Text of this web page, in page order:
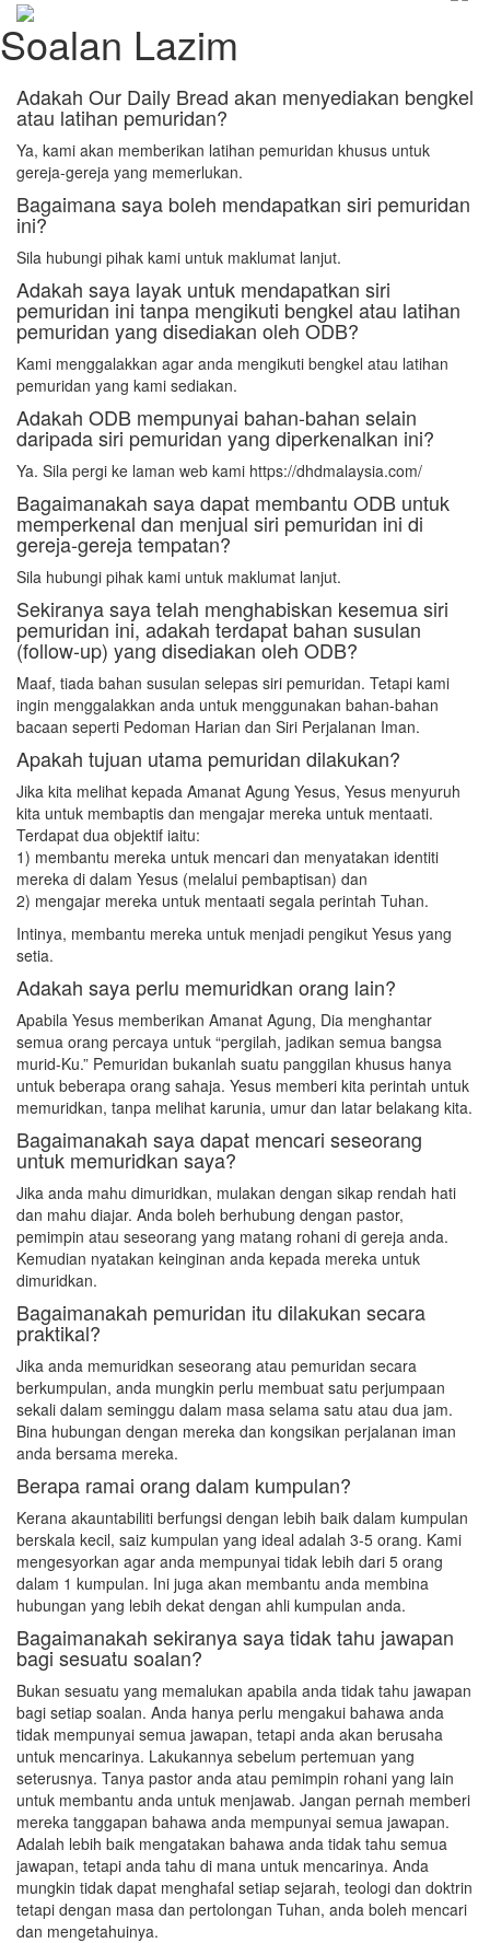
Soalan Lazim
Adakah Our Daily Bread akan menyediakan bengkel
atau latihan pemuridan?
Ya, kami akan memberikan latihan pemuridan khusus untuk
gereja-gereja yang memerlukan.
Bagaimana saya boleh mendapatkan siri pemuridan
ini?
Sila hubungi pihak kami untuk maklumat lanjut.
Adakah saya layak untuk mendapatkan siri
pemuridan ini tanpa mengikuti bengkel atau latihan
pemuridan yang disediakan oleh ODB?
Kami menggalakkan agar anda mengikuti bengkel atau latihan
pemuridan yang kami sediakan.
Adakah ODB mempunyai bahan-bahan selain
daripada siri pemuridan yang diperkenalkan ini?
Ya. Sila pergi ke laman web kami https://dhdmalaysia.com/
Bagaimanakah saya dapat membantu ODB untuk
memperkenal dan menjual siri pemuridan ini di
gereja-gereja tempatan?
Sila hubungi pihak kami untuk maklumat lanjut.
Sekiranya saya telah menghabiskan kesemua siri
pemuridan ini, adakah terdapat bahan susulan
(follow-up) yang disediakan oleh ODB?
Maaf, tiada bahan susulan selepas siri pemuridan. Tetapi kami
ingin menggalakkan anda untuk menggunakan bahan-bahan
bacaan seperti Pedoman Harian dan Siri Perjalanan Iman.
Apakah tujuan utama pemuridan dilakukan?
Jika kita melihat kepada Amanat Agung Yesus, Yesus menyuruh
kita untuk membaptis dan mengajar mereka untuk mentaati.
Terdapat dua objektif iaitu:
1) membantu mereka untuk mencari dan menyatakan identiti
mereka di dalam Yesus (melalui pembaptisan) dan
2) mengajar mereka untuk mentaati segala perintah Tuhan.
Intinya, membantu mereka untuk menjadi pengikut Yesus yang
setia.
Adakah saya perlu memuridkan orang lain?
Apabila Yesus memberikan Amanat Agung, Dia menghantar
semua orang percaya untuk “pergilah, jadikan semua bangsa
murid-Ku.” Pemuridan bukanlah suatu panggilan khusus hanya
untuk beberapa orang sahaja. Yesus memberi kita perintah untuk
memuridkan, tanpa melihat karunia, umur dan latar belakang kita.
Bagaimanakah saya dapat mencari seseorang
untuk memuridkan saya?
Jika anda mahu dimuridkan, mulakan dengan sikap rendah hati
dan mahu diajar. Anda boleh berhubung dengan pastor,
pemimpin atau seseorang yang matang rohani di gereja anda.
Kemudian nyatakan keinginan anda kepada mereka untuk
dimuridkan.
Bagaimanakah pemuridan itu dilakukan secara
praktikal?
Jika anda memuridkan seseorang atau pemuridan secara
berkumpulan, anda mungkin perlu membuat satu perjumpaan
sekali dalam seminggu dalam masa selama satu atau dua jam.
Bina hubungan dengan mereka dan kongsikan perjalanan iman
anda bersama mereka.
Berapa ramai orang dalam kumpulan?
Kerana akauntabiliti berfungsi dengan lebih baik dalam kumpulan
berskala kecil, saiz kumpulan yang ideal adalah 3-5 orang. Kami
mengesyorkan agar anda mempunyai tidak lebih dari 5 orang
dalam 1 kumpulan. Ini juga akan membantu anda membina
hubungan yang lebih dekat dengan ahli kumpulan anda.
Bagaimanakah sekiranya saya tidak tahu jawapan
bagi sesuatu soalan?
Bukan sesuatu yang memalukan apabila anda tidak tahu jawapan
bagi setiap soalan. Anda hanya perlu mengakui bahawa anda
tidak mempunyai semua jawapan, tetapi anda akan berusaha
untuk mencarinya. Lakukannya sebelum pertemuan yang
seterusnya. Tanya pastor anda atau pemimpin rohani yang lain
untuk membantu anda untuk menjawab. Jangan pernah memberi
mereka tanggapan bahawa anda mempunyai semua jawapan.
Adalah lebih baik mengatakan bahawa anda tidak tahu semua
jawapan, tetapi anda tahu di mana untuk mencarinya. Anda
mungkin tidak dapat menghafal setiap sejarah, teologi dan doktrin
tetapi dengan masa dan pertolongan Tuhan, anda boleh mencari
dan mengetahuinya.